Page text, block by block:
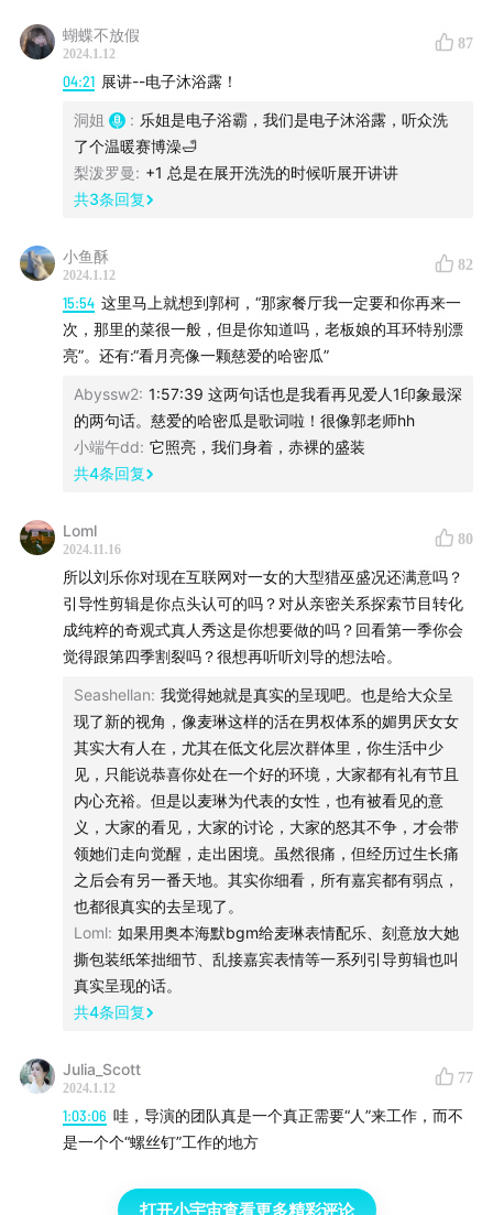
蝴蝶不放假
2024.1.12
87
04:21 展讲--电子沐浴露！
洞姐 : 乐姐是电子浴霸，我们是电子沐浴露，听众洗
了个温暖赛博澡🛁
梨泼罗曼: +1 总是在展开洗洗的时候听展开讲讲
共3条回复
小鱼酥
2024.1.12
82
15:54 这里马上就想到郭柯，“那家餐厅我一定要和你再来一
次，那里的菜很一般，但是你知道吗，老板娘的耳环特别漂
亮”。还有:“看月亮像一颗慈爱的哈密瓜”
Abyssw2: 1:57:39 这两句话也是我看再见爱人1印象最深
的两句话。慈爱的哈密瓜是歌词啦！很像郭老师hh
小端午dd: 它照亮，我们身着，赤裸的盛装
共4条回复
Loml
2024.11.16
80
所以刘乐你对现在互联网对一女的大型猎巫盛况还满意吗？
引导性剪辑是你点头认可的吗？对从亲密关系探索节目转化
成纯粹的奇观式真人秀这是你想要做的吗？回看第一季你会
觉得跟第四季割裂吗？很想再听听刘导的想法哈。
Seashellan: 我觉得她就是真实的呈现吧。也是给大众呈
现了新的视角，像麦琳这样的活在男权体系的媚男厌女女
其实大有人在，尤其在低文化层次群体里，你生活中少
见，只能说恭喜你处在一个好的环境，大家都有礼有节且
内心充裕。但是以麦琳为代表的女性，也有被看见的意
义，大家的看见，大家的讨论，大家的怒其不争，才会带
领她们走向觉醒，走出困境。虽然很痛，但经历过生长痛
之后会有另一番天地。其实你细看，所有嘉宾都有弱点，
也都很真实的去呈现了。
Loml: 如果用奥本海默bgm给麦琳表情配乐、刻意放大她
撕包装纸笨拙细节、乱接嘉宾表情等一系列引导剪辑也叫
真实呈现的话。
共4条回复
Julia_Scott
2024.1.12
77
1:03:06 哇，导演的团队真是一个真正需要“人”来工作，而不
是一个个“螺丝钉”工作的地方
打开小宇宙查看更多精彩评论